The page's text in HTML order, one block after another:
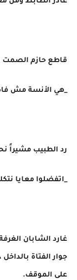
قاطع حازم الصمت
_هي الأنسة مش
رد الطبيب مشيراً
_اتفضلوا معايا
غارد الشابان
جوار الفتاة
على الموقف.